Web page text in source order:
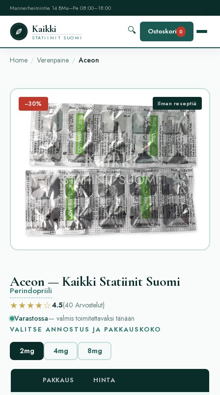
Mannerheimintie 14 BMa–Pe 08:00–18:00
Kaikki
STATIINIT SUOMI
🔍 Ostoskori 0
Home Verenpaine Aceon
−30% Ilman reseptiä
Aceon — Kaikki Statiinit Suomi
Perindopriili
★★★★☆4.5(40 Arvostelut)
Varastossa— valmis toimitettavaksi tänään
VALITSE ANNOSTUS JA PAKKAUSKOKO
2mg 4mg 8mg
PAKKAUS HINTA